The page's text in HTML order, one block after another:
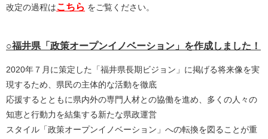
改定の過程はこちら をご覧ください。
○福井県「政策オープンイノベーション」を作成しました！
2020年７月に策定した「福井県長期ビジョン」に掲げる将来像を実
現するため、県民の主体的な活動を徹底
応援するとともに県内外の専門人材との協働を進め、多くの人々の
知恵と行動力を結集する新たな県政運営
スタイル「政策オープンイノベーション」への転換を図ることが重